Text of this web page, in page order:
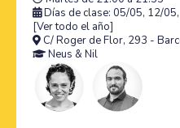
Días de clase: 05/05, 12/
[Ver todo el año]
C/ Roger de Flor, 293 -
Neus & Nil